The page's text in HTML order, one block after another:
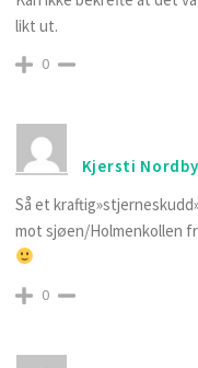
likt ut.
0
Kjersti Nordby
Så et
mot sjøen/Holmenkollen
0